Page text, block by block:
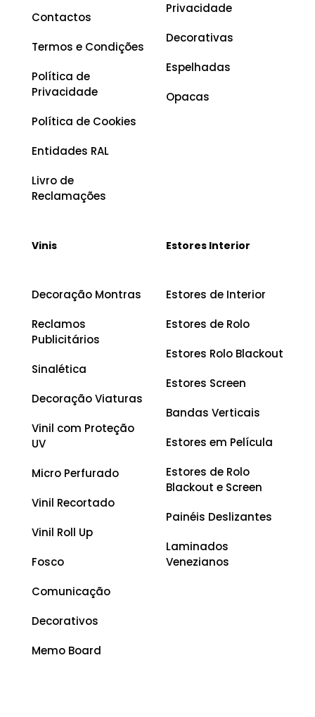
Contactos
Termos e Condições
Política de
Privacidade
Política de Cookies
Entidades RAL
Livro de
Reclamações
Privacidade
Decorativas
Espelhadas
Opacas
Vinis
Decoração Montras
Reclamos
Publicitários
Sinalética
Decoração Viaturas
Vinil com Proteção
UV
Micro Perfurado
Vinil Recortado
Vinil Roll Up
Fosco
Comunicação
Decorativos
Memo Board
Estores Interior
Estores de Interior
Estores de Rolo
Estores Rolo Blackout
Estores Screen
Bandas Verticais
Estores em Película
Estores de Rolo
Blackout e Screen
Painéis Deslizantes
Laminados
Venezianos